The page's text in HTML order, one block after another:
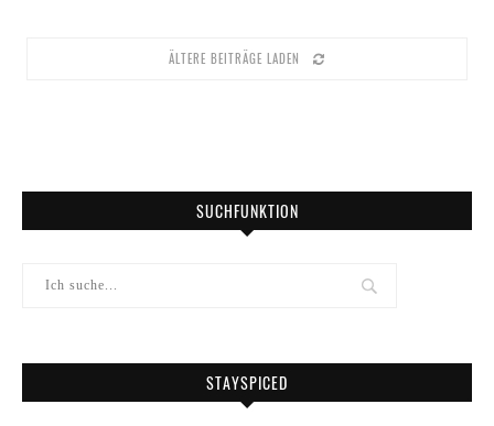
ÄLTERE BEITRÄGE LADEN
SUCHFUNKTION
STAYSPICED